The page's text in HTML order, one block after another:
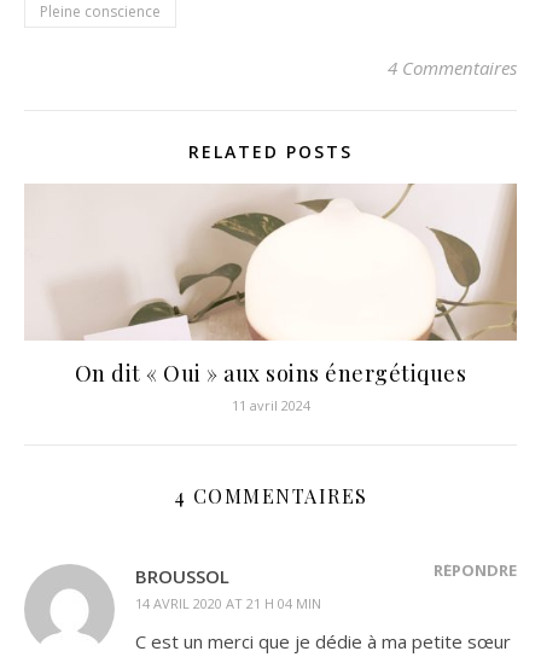
Pleine conscience
4 Commentaires
RELATED POSTS
On dit « Oui » aux soins énergétiques
11 avril 2024
4 COMMENTAIRES
BROUSSOL
14 AVRIL 2020 AT 21 H 04 MIN
RÉPONDRE
C est un merci que je dédie à ma petite sœur